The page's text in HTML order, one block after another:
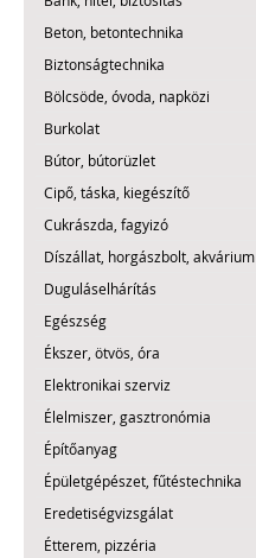
Beton, betontechnika
Biztonságtechnika
Bölcsöde, óvoda, napközi
Burkolat
Bútor, bútorüzlet
Cipő, táska, kiegészítő
Cukrászda, fagyizó
Díszállat, horgászbolt, akvárium
Duguláselhárítás
Egészség
Ékszer, ötvös, óra
Elektronikai szerviz
Élelmiszer, gasztronómia
Építőanyag
Épületgépészet, fűtéstechnika
Eredetiségvizsgálat
Étterem, pizzéria